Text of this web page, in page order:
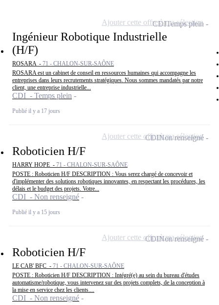
Ingénieur Robotique Industrielle
(H/F)
ROSARA - 71 - CHALON-SUR-SAÔNE
ROSARA est un cabinet de conseil en ressources humaines qui accompagne les
entreprises dans leurs recrutements stratégiques. Nous sommes mandatés par notre
client, une entreprise industrielle...
CDI - Temps plein
Publié il y a 17 jours
CDITemps plein
Ajouter cette offre à ma sélection
Roboticien H/F
HARRY HOPE - 71 - CHALON-SUR-SAÔNE
POSTE : Roboticien H/F DESCRIPTION : Vous serez chargé de concevoir et
d'implémenter des solutions robotiques innovantes, en respectant les procédures, les
délais et le budget des projets. Votre...
CDI - Non renseigné
Publié il y a 15 jours
CDINon renseigné
Ajouter cette offre à ma sélection
Roboticien H/F
LE CAB' BFC - 71 - CHALON-SUR-SAÔNE
POSTE : Roboticien H/F DESCRIPTION : Intégré(e) au sein du bureau d'études
automatisme/robotique, vous intervenez sur des projets complets, de la conception à
la mise en service chez les clients....
CDI - Non renseigné
CDINon renseigné
Ajouter cette offre à ma sélection